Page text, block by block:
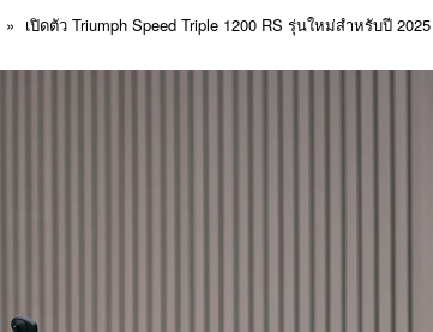
» เปิดตัว Triumph Speed Triple 1200 RS รุ่นใหม่สำหรับปี 2025